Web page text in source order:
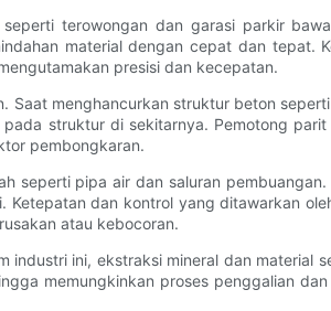
terowongan dan garasi parkir
material dengan cepat dan tepat.
presisi dan kecepatan.
menghancurkan struktur beton
struktur di sekitarnya. Pemotong
pembongkaran.
seperti pipa air dan saluran
dan kontrol yang ditawarkan
atau kebocoran.
ini, ekstraksi mineral dan material
memungkinkan proses penggalian